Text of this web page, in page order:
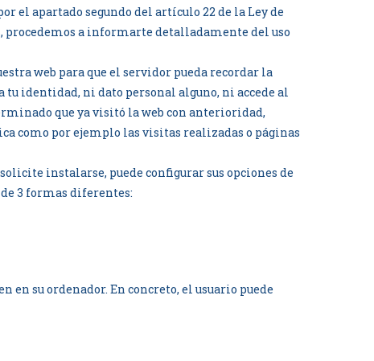
el apartado segundo del artículo 22 de la Ley de
procedemos a informarte detalladamente del uso
web para que el servidor pueda recordar la
tu identidad, ni dato personal alguno, ni accede al
que ya visitó la web con anterioridad,
como por ejemplo las visitas realizadas o páginas
instalarse, puede configurar sus opciones de
3 formas diferentes:
su ordenador. En concreto, el usuario puede